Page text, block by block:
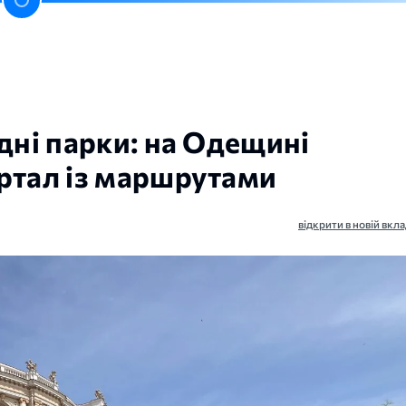
парки: на Одещині
із маршрутами
відкрити в новій